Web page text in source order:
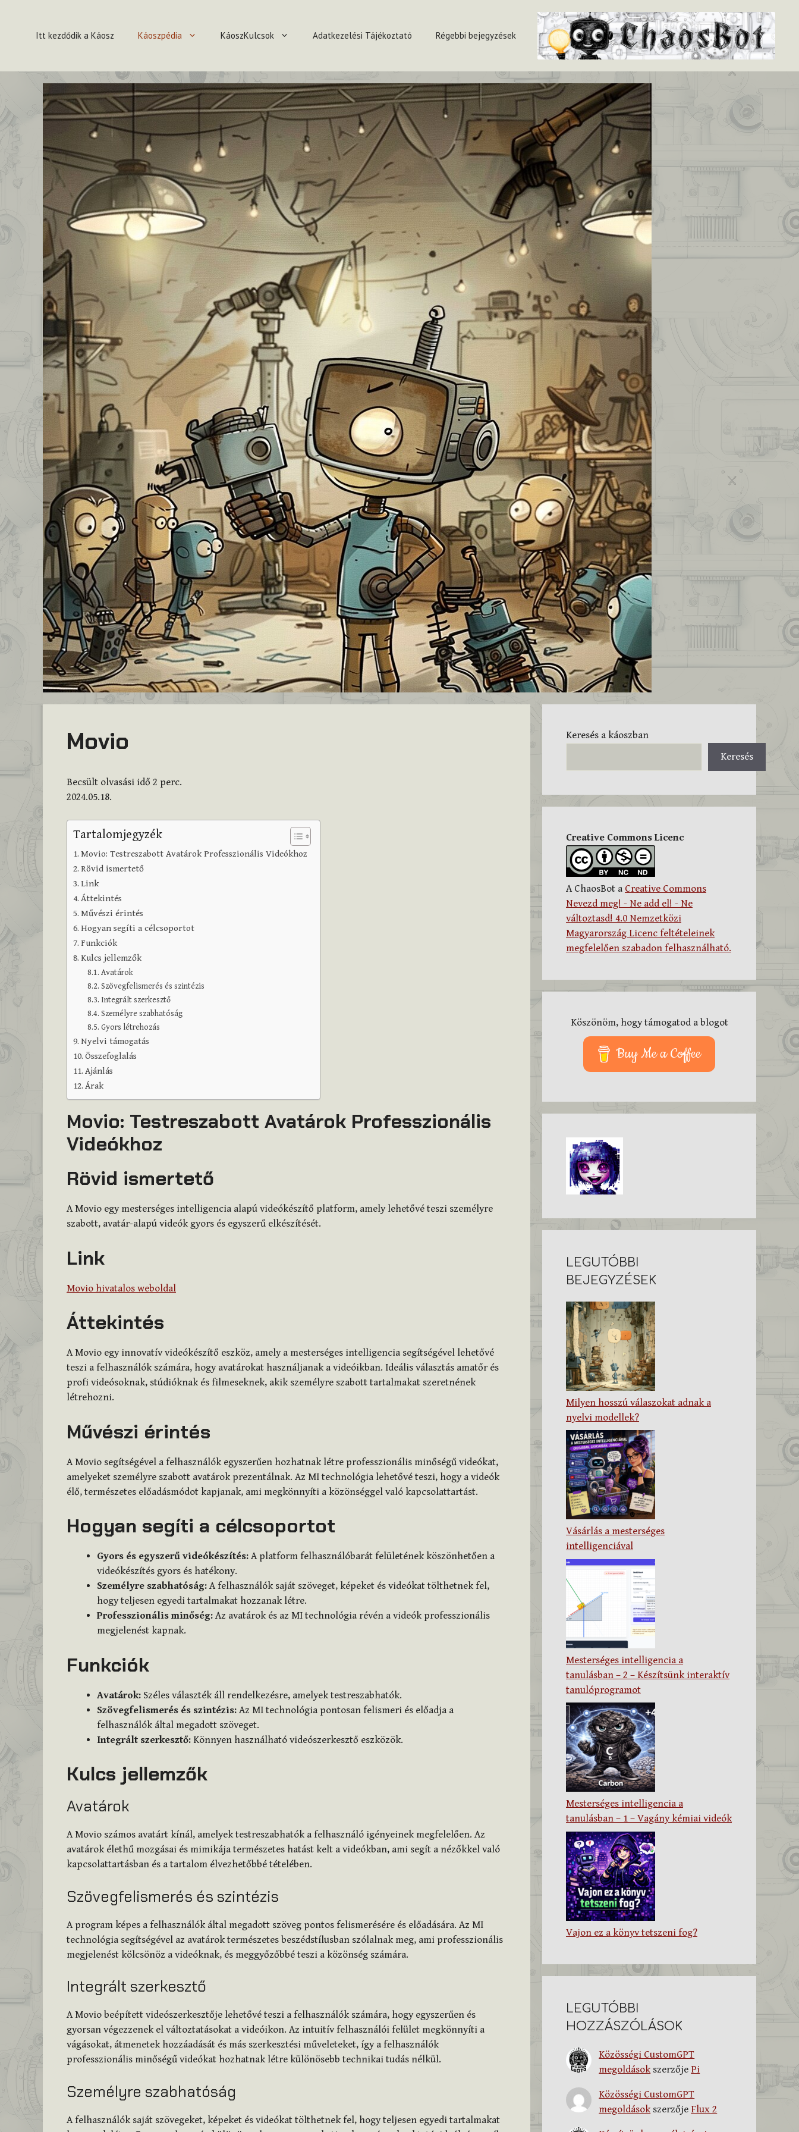
tartalombaItt kezdődik a Káosz Káoszpédia KáoszKulcsok Adatkezelési Tájékoztató Régebbi bejegyzések
Movio
Becsült olvasási idő 2 perc.
2024.05.18.
Tartalomjegyzék
Movio: Testreszabott Avatárok Professzionális Videókhoz
Rövid ismertető
Link
Áttekintés
Művészi érintés
Hogyan segíti a célcsoportot
Funkciók
Kulcs jellemzők
Avatárok
Szövegfelismerés és szintézis
Integrált szerkesztő
Személyre szabhatóság
Gyors létrehozás
Nyelvi támogatás
Összefoglalás
Ajánlás
Árak
Movio: Testreszabott Avatárok Professzionális
Videókhoz
Rövid ismertető
A Movio egy mesterséges intelligencia alapú videókészítő platform, amely lehetővé teszi személyre
szabott, avatár-alapú videók gyors és egyszerű elkészítését.
Link
Movio hivatalos weboldal
Áttekintés
A Movio egy innovatív videókészítő eszköz, amely a mesterséges intelligencia segítségével lehetővé
teszi a felhasználók számára, hogy avatárokat használjanak a videóikban. Ideális választás amatőr és
profi videósoknak, stúdióknak és filmeseknek, akik személyre szabott tartalmakat szeretnének
létrehozni.
Művészi érintés
A Movio segítségével a felhasználók egyszerűen hozhatnak létre professzionális minőségű videókat,
amelyeket személyre szabott avatárok prezentálnak. Az MI technológia lehetővé teszi, hogy a videók
élő, természetes előadásmódot kapjanak, ami megkönnyíti a közönséggel való kapcsolattartást.
Hogyan segíti a célcsoportot
Gyors és egyszerű videókészítés: A platform felhasználóbarát felületének köszönhetően a
videókészítés gyors és hatékony.
Személyre szabhatóság: A felhasználók saját szöveget, képeket és videókat tölthetnek fel,
hogy teljesen egyedi tartalmakat hozzanak létre.
Professzionális minőség: Az avatárok és az MI technológia révén a videók professzionális
megjelenést kapnak.
Funkciók
Avatárok: Széles választék áll rendelkezésre, amelyek testreszabhatók.
Szövegfelismerés és szintézis: Az MI technológia pontosan felismeri és előadja a
felhasználók által megadott szöveget.
Integrált szerkesztő: Könnyen használható videószerkesztő eszközök.
Kulcs jellemzők
Avatárok
A Movio számos avatárt kínál, amelyek testreszabhatók a felhasználó igényeinek megfelelően. Az
avatárok élethű mozgásai és mimikája természetes hatást kelt a videókban, ami segít a nézőkkel való
kapcsolattartásban és a tartalom élvezhetőbbé tételében.
Szövegfelismerés és szintézis
A program képes a felhasználók által megadott szöveg pontos felismerésére és előadására. Az MI
technológia segítségével az avatárok természetes beszédstílusban szólalnak meg, ami professzionális
megjelenést kölcsönöz a videóknak, és meggyőzőbbé teszi a közönség számára.
Integrált szerkesztő
A Movio beépített videószerkesztője lehetővé teszi a felhasználók számára, hogy egyszerűen és
gyorsan végezzenek el változtatásokat a videóikon. Az intuitív felhasználói felület megkönnyíti a
vágásokat, átmenetek hozzáadását és más szerkesztési műveleteket, így a felhasználók
professzionális minőségű videókat hozhatnak létre különösebb technikai tudás nélkül.
Személyre szabhatóság
A felhasználók saját szövegeket, képeket és videókat tölthetnek fel, hogy teljesen egyedi tartalmakat
Keresés a káoszban
Keresés
Creative Commons Licenc
A ChaosBot a Creative Commons
Nevezd meg! - Ne add el! - Ne
változtasd! 4.0 Nemzetközi
Magyarország Licenc feltételeinek
megfelelően szabadon felhasználható.
Köszönöm, hogy támogatod a blogot
Buy Me a Coffee
LEGUTÓBBI
BEJEGYZÉSEK
Milyen hosszú válaszokat adnak a
nyelvi modellek?
Vásárlás a mesterséges
intelligenciával
Mesterséges intelligencia a
tanulásban – 2 – Készítsünk interaktív
tanulóprogramot
Mesterséges intelligencia a
tanulásban – 1 – Vagány kémiai videók
Vajon ez a könyv tetszeni fog?
LEGUTÓBBI
HOZZÁSZÓLÁSOK
Közösségi CustomGPT
megoldásokszerzője Pi
Közösségi CustomGPT
megoldásokszerzője Flux 2